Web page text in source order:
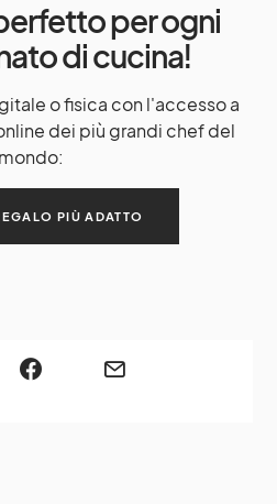
per ogni
di cucina!
o fisica con l'accesso a
dei più grandi chef del
mondo:
PIÙ ADATTO